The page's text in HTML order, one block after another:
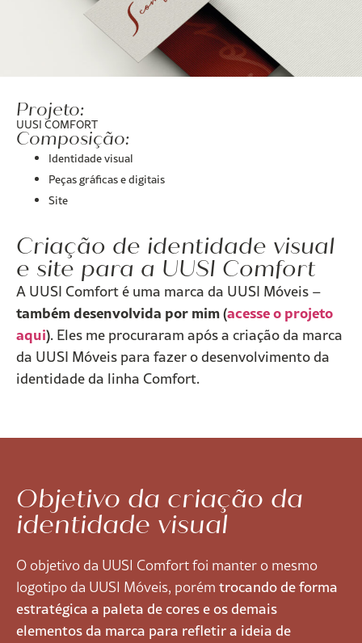
Projeto:
UUSI COMFORT
Composição:
Identidade visual
Peças gráficas e digitais
Site
Criação de identidade visual
e site para a UUSI Comfort
A UUSI Comfort é uma marca da UUSI Móveis –
também desenvolvida por mim (acesse o projeto
aqui). Eles me procuraram após a criação da marca
da UUSI Móveis para fazer o desenvolvimento da
identidade da linha Comfort.
Objetivo da criação da
identidade visual
O objetivo da UUSI Comfort foi manter o mesmo
logotipo da UUSI Móveis, porém trocando de forma
estratégica a paleta de cores e os demais
elementos da marca para refletir a ideia de